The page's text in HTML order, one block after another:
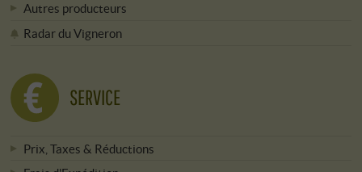
Autres producteurs
Radar du Vigneron
SERVICE
Prix, Taxes & Réductions